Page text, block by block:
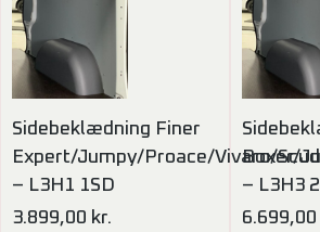
Sidebeklædning Finer
Expert/Jumpy/Proace/Vivaro/
– L3H1 1SD
3.899,00 kr.
Boxer/
– L3H3
6.699,00